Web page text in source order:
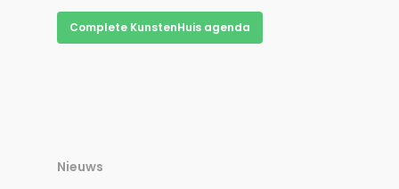
Complete KunstenHuis agenda
Nieuws